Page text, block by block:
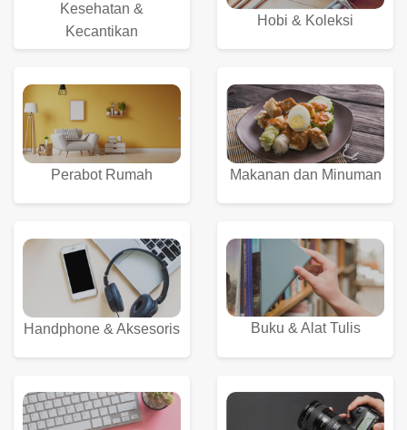
Kesehatan &
Kecantikan
Hobi & Koleksi
Perabot Rumah Makanan dan Minuman
Handphone & Aksesoris Buku & Alat Tulis